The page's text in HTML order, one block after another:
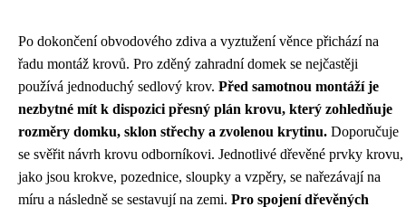
Po dokončení obvodového zdiva a vyztužení věnce přichází na
řadu montáž krovů. Pro zděný zahradní domek se nejčastěji
používá jednoduchý sedlový krov. Před samotnou montáží je
nezbytné mít k dispozici přesný plán krovu, který zohledňuje
rozměry domku, sklon střechy a zvolenou krytinu. Doporučuje
se svěřit návrh krovu odborníkovi. Jednotlivé dřevěné prvky krovu,
jako jsou krokve, pozednice, sloupky a vzpěry, se nařezávají na
míru a následně se sestavují na zemi. Pro spojení dřevěných